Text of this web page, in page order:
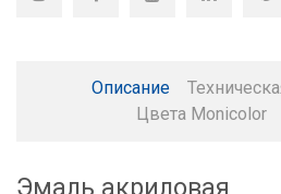
Описание
Цвета Monicolor
Эмаль акриловая